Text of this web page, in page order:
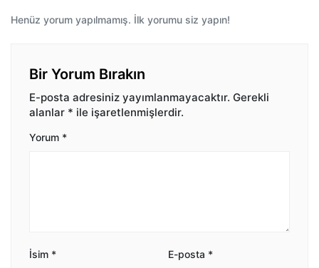
Henüz yorum yapılmamış. İlk yorumu siz yapın!
Bir Yorum Bırakın
E-posta adresiniz yayımlanmayacaktır. Gerekli
alanlar * ile işaretlenmişlerdir.
Yorum *
İsim * E-posta *